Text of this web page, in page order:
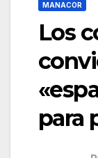
MANACOR
Los
para